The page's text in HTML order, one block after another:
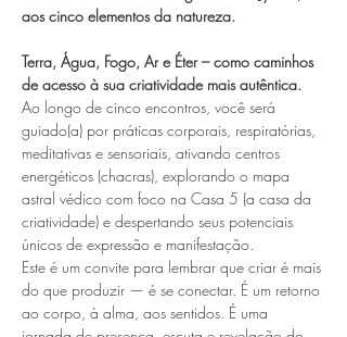
aos cinco elementos da natureza.
Terra, Água, Fogo, Ar e Éter – como caminhos
de acesso à sua criatividade mais autêntica.
Ao longo de cinco encontros, você será
guiado(a) por práticas corporais, respiratórias,
meditativas e sensoriais, ativando centros
energéticos (chacras), explorando o mapa
astral védico com foco na Casa 5 (a casa da
criatividade) e despertando seus potenciais
únicos de expressão e manifestação.
Este é um convite para lembrar que criar é mais
do que produzir — é se conectar. É um retorno
ao corpo, à alma, aos sentidos. É uma